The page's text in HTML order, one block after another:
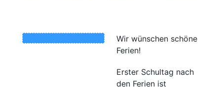
Wir wün­schen schö­ne
Ferien!
Ers­ter Schul­tag nach
den Feri­en ist